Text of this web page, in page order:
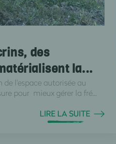
des
la...
l'espace autorisée au
pour mieux gérer la fré...
LIRE LA SUITE